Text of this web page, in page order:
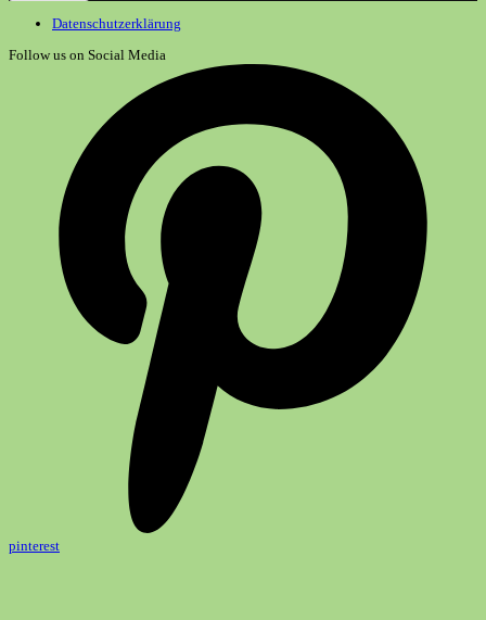
Datenschutzerklärung
Follow us on Social Media
pinterest